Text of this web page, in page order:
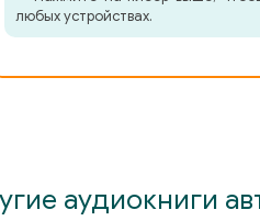
любых устройствах.
аудиокниги